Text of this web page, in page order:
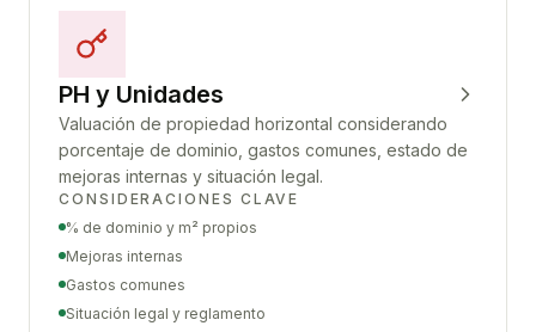
PH y Unidades
Valuación de propiedad horizontal considerando
porcentaje de dominio, gastos comunes, estado de
mejoras internas y situación legal.
CONSIDERACIONES CLAVE
% de dominio y m² propios
Mejoras internas
Gastos comunes
Situación legal y reglamento